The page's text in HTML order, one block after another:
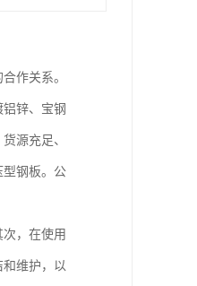
作关系。
锌、宝钢
源充足、
型钢板。公
，在使用
维护，以